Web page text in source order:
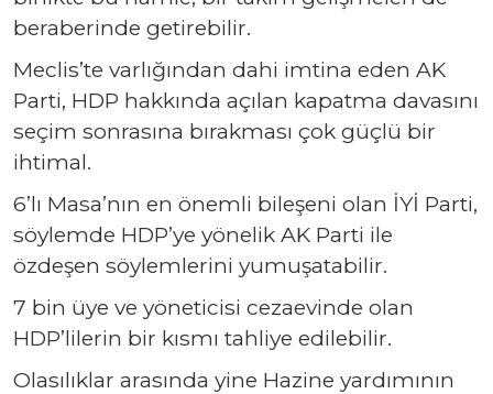
beraberinde getirebilir.
Meclis’te varlığından dahi imtina eden AK
Parti, HDP hakkında açılan kapatma davasını
seçim sonrasına bırakması çok güçlü bir
ihtimal.
6’lı Masa’nın en önemli bileşeni olan İYİ Parti,
söylemde HDP’ye yönelik AK Parti ile
özdeşen söylemlerini yumuşatabilir.
7 bin üye ve yöneticisi cezaevinde olan
HDP’lilerin bir kısmı tahliye edilebilir.
Olasılıklar arasında yine Hazine yardımının